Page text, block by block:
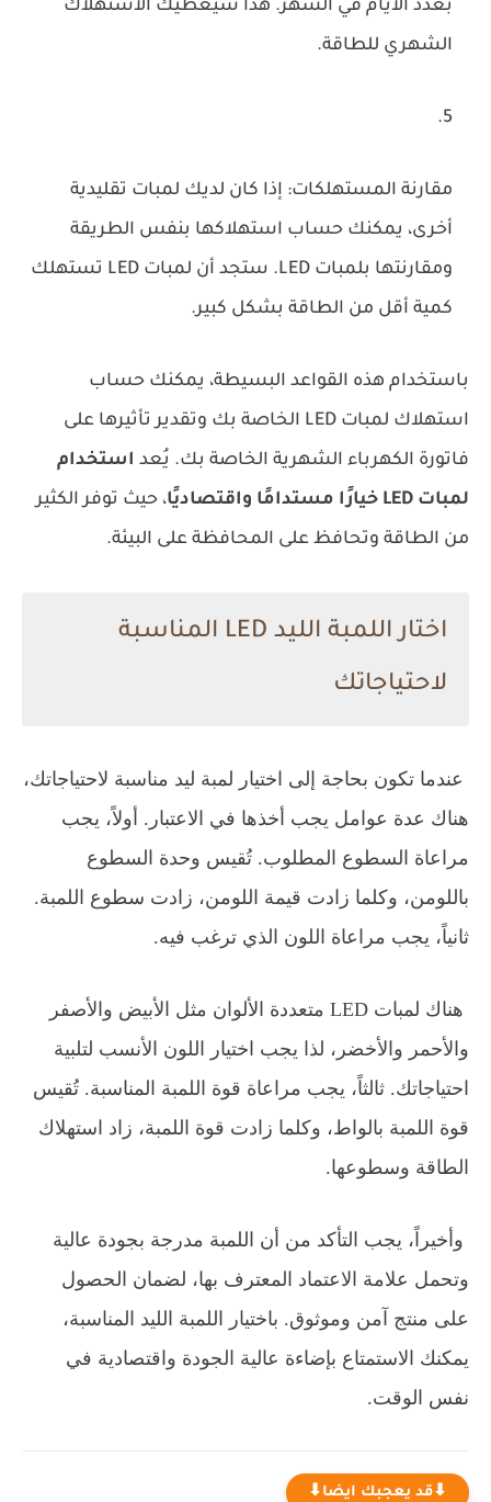
بعدد الأيام في الشهر. هذا سيعطيك الاستهلاك
الشهري للطاقة.
مقارنة المستهلكات: إذا كان لديك لمبات تقليدية
أخرى، يمكنك حساب استهلاكها بنفس الطريقة
ومقارنتها بلمبات LED. ستجد أن لمبات LED تستهلك
كمية أقل من الطاقة بشكل كبير.
باستخدام هذه القواعد البسيطة، يمكنك حساب
استهلاك لمبات LED الخاصة بك وتقدير تأثيرها على
فاتورة الكهرباء الشهرية الخاصة بك. يُعد استخدام
لمبات LED خيارًا مستدامًا واقتصاديًا
، حيث توفر الكثير
من الطاقة وتحافظ على المحافظة على البيئة.
اختار اللمبة الليد LED المناسبة
لاحتياجاتك
عندما تكون بحاجة إلى اختيار لمبة ليد مناسبة لاحتياجاتك،
هناك عدة عوامل يجب أخذها في الاعتبار. أولاً، يجب
مراعاة السطوع المطلوب. تُقيس وحدة السطوع
باللومن، وكلما زادت قيمة اللومن، زادت سطوع اللمبة.
ثانياً، يجب مراعاة اللون الذي ترغب فيه.
هناك لمبات LED متعددة الألوان مثل الأبيض والأصفر
والأحمر والأخضر، لذا يجب اختيار اللون الأنسب لتلبية
احتياجاتك. ثالثاً، يجب مراعاة قوة اللمبة المناسبة. تُقيس
قوة اللمبة بالواط، وكلما زادت قوة اللمبة، زاد استهلاك
الطاقة وسطوعها.
وأخيراً، يجب التأكد من أن اللمبة مدرجة بجودة عالية
وتحمل علامة الاعتماد المعترف بها، لضمان الحصول
على منتج آمن وموثوق. باختيار اللمبة الليد المناسبة،
يمكنك الاستمتاع بإضاءة عالية الجودة واقتصادية في
نفس الوقت.
⬇قد يعجبك ايضا⬇